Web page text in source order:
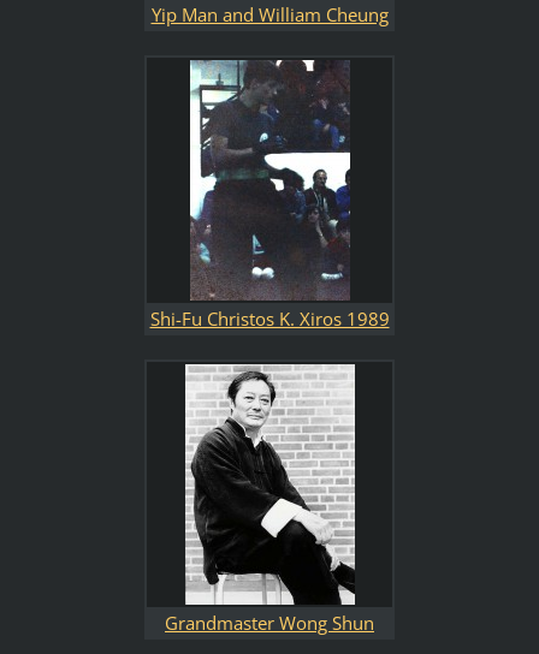
Yip Man and William Cheung
Shi-Fu Christos K. Xiros 1989
Grandmaster Wong Shun